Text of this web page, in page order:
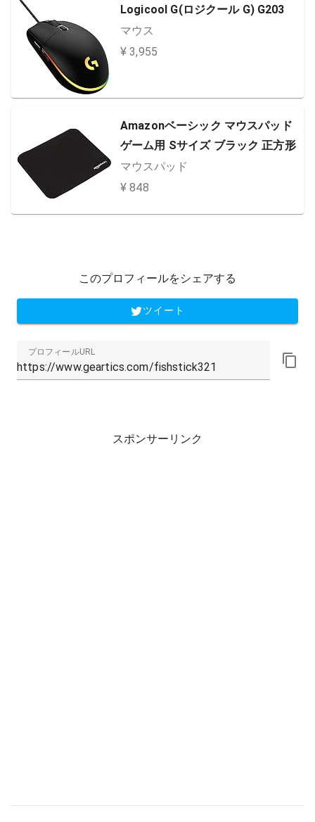
Logicool G(ロジクール G) G203
マウス
¥ 3,955
Amazonベーシック マウスパッド
ゲーム用 Sサイズ ブラック 正方形
マウスパッド
¥ 848
このプロフィールをシェアする
ツイート
プロフィールURL
スポンサーリンク